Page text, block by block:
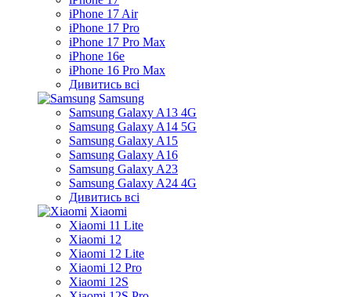
iPhone 17 Air
iPhone 17 Pro
iPhone 17 Pro Max
iPhone 16e
iPhone 16 Pro Max
Дивитись всі
Samsung
Samsung Galaxy A13 4G
Samsung Galaxy A14 5G
Samsung Galaxy A15
Samsung Galaxy A16
Samsung Galaxy A23
Samsung Galaxy A24 4G
Дивитись всі
Xiaomi
Xiaomi 11 Lite
Xiaomi 12
Xiaomi 12 Lite
Xiaomi 12 Pro
Xiaomi 12S